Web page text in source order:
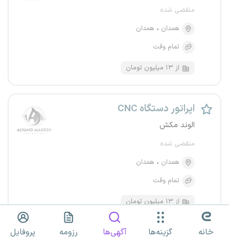
منقضی شده
همدان
همدان
تمام وقت
از ۱۳ میلیون تومان
اپراتور دستگاه CNC
الوند مکش
منقضی شده
همدان
همدان
تمام وقت
از ۱۳ میلیون تومان
خانه گزینه‌ها آگهی‌ها رزومه پروفایل